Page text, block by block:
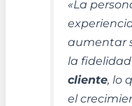
«La
aumentar
la
cliente, lo
el